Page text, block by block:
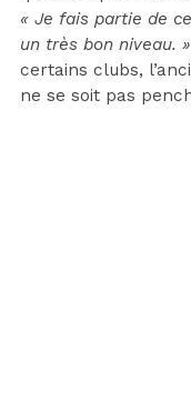
« Je fais partie de
un très bon niveau. »
certains clubs,
ne se soit pas